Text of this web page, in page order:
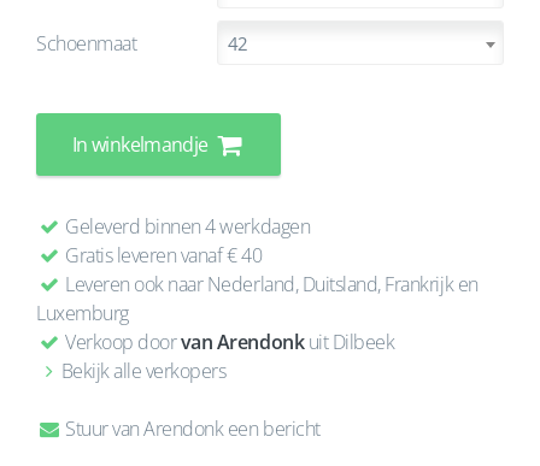
Schoenmaat 42
In winkelmandje
Geleverd binnen 4 werkdagen
Gratis leveren vanaf € 40
Leveren ook naar Nederland, Duitsland, Frankrijk en
Luxemburg
Verkoop doorvan Arendonkuit Dilbeek
Bekijk alle verkopers
Stuur van Arendonk een bericht